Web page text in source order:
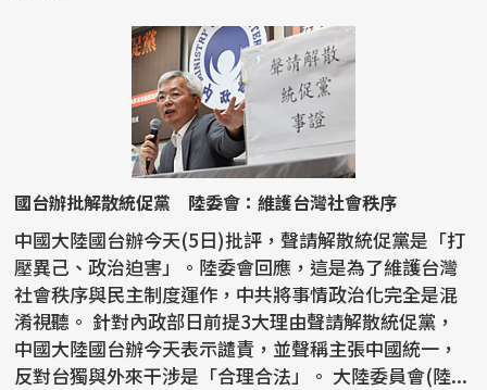
國台辦批解散統促黨 陸委會：維護台灣社會秩序
中國大陸國台辦今天(5日)批評，聲請解散統促黨是「打
壓異己、政治迫害」。陸委會回應，這是為了維護台灣
社會秩序與民主制度運作，中共將事情政治化完全是混
淆視聽。 針對內政部日前提3大理由聲請解散統促黨，
中國大陸國台辦今天表示譴責，並聲稱主張中國統一，
反對台獨與外來干涉是「合理合法」。 大陸委員會(陸...